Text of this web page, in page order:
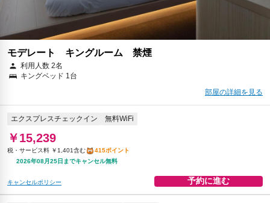
モデレート キングルーム 禁煙
利用人数 2名
キングベッド 1台
部屋の詳細を見る
エクスプレスチェックイン 無料WiFi
￥15,239
税・サービス料 ￥1,401含む
415ポイント
2026年08月25日までキャンセル無料
キャンセルポリシー 予約に進む